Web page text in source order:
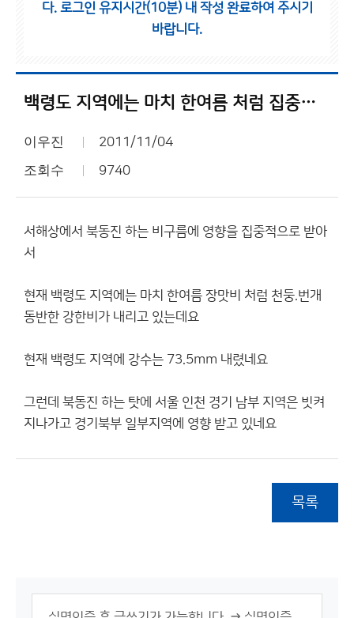
다. 로그인 유지시간(10분) 내 작성 완료하여 주시기
바랍니다.
백령도 지역에는 마치 한여름 처럼 집중호우 내리네요
이우진 2011/11/04
조회수 9740
서해상에서 북동진 하는 비구름에 영향을 집중적으로 받아
서
현재 백령도 지역에는 마치 한여름 장맛비 처럼 천둥.번개
동반한 강한비가 내리고 있는데요
현재 백령도 지역에 강수는 73.5mm 내렸네요
그런데 북동진 하는 탓에 서울 인천 경기 남부 지역은 빗켜
지나가고 경기북부 일부지역에 영향 받고 있네요
목록